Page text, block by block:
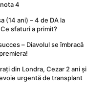
4
(14 ani) – 4 de DA la
sfaturi a primit?
– Diavolul se îmbracă
din Londra, Cezar 2 ani și
urgentă de transplant